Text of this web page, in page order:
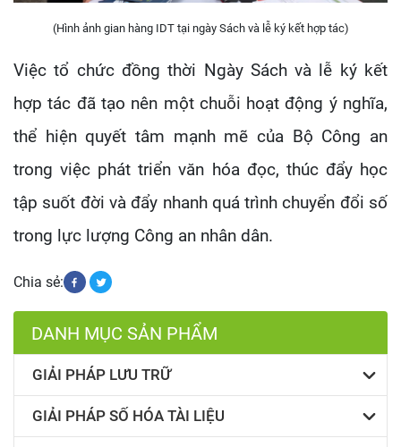
(Hình ảnh gian hàng IDT tại ngày Sách và lễ ký kết hợp tác)
Việc tổ chức đồng thời Ngày Sách và lễ ký kết
hợp tác đã tạo nên một chuỗi hoạt động ý nghĩa,
thể hiện quyết tâm mạnh mẽ của Bộ Công an
trong việc phát triển văn hóa đọc, thúc đẩy học
tập suốt đời và đẩy nhanh quá trình chuyển đổi số
trong lực lượng Công an nhân dân.
Chia sẻ:
DANH MỤC SẢN PHẨM
GIẢI PHÁP LƯU TRỮ
GIẢI PHÁP SỐ HÓA TÀI LIỆU